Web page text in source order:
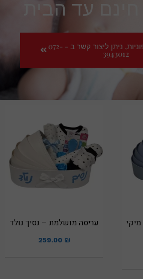
עד הבית
להזמנות טלפוניות, ניתן ליצור קשר ב - 072-
3943012
עריסה מושלמת – נסיך נולד
259.00 ₪